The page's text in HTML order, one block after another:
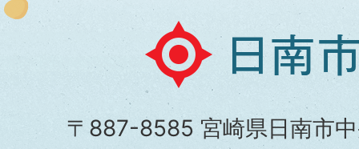
日
南
市
〒887-8585 宮崎県日南市